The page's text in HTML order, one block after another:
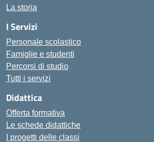
La storia
I Servizi
Personale scolastico
Famiglie e studenti
Percorsi di studio
Tutti i servizi
Didattica
Offerta formativa
Le schede didattiche
I progetti delle classi